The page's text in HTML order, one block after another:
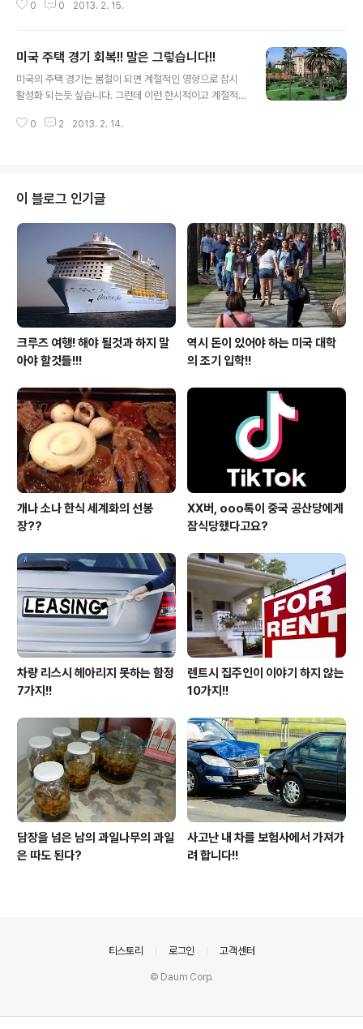
어지는 꼭 임진 왜란 당시 조정에서 벌어지는 당파 싸움의
한발만 떨어지면? 군산에 한발만 떨어지면? 핵은 쓰던 못
쓰던간에 핵무기가 가지고 있는 가공할만한 상징성은 대단
한 겁니다!! 아무리 좋은 전투기, 잠수함을 보유한다 해도
현대화를 일거에 무너트리는 그런 결과를 초대합니다!! 제
0 0 2013. 2. 15.
미국 주택 경기 회복!! 말은 그렇습니다!!
미국의 주택 경기는 봄철이 되면 계절적인 영향으로 잠시
활성화 되는듯 싶습니다. 그런데 이런 한시적이고 계절적
이구동성으로 이야기 합니다. 특히 현업에 종사를 하시는
내용을 정확하게 파악을 하고 계신지 궁금하기도 합니다....
더우기 미주 한인의 눈과 귀가 되어야할 언론조차도 앉아
서 syndicated news를 가지고와 올리는 그런 구태의연
한 모습을 보이기에 필자는 과연 부동산 업에 종사 하시는
한인 업자분들이나 언론이 이야기 하는 것처럼 진정 부동
산 경기 회복이 되는지? 아니면 ..
0 2 2013. 2. 14.
이 블로그 인기글
크루즈 여행! 해야 될것과 하지 말
아야 할것들!!!
역시 돈이 있어야 하는 미국 대학
의 조기 입학!!
개나 소나 한식 세계화의 선봉
장??
XX버, ooo톡이 중국 공산당에게
잠식당했다고요?
차량 리스시 헤아리지 못하는 함정
7가지!!
렌트시 집주인이 이야기 하지 않는
10가지!!
담장을 넘은 남의 과일나무의 과일
은 따도 된다?
사고난 내 차를 보험사에서 가져가
려 합니다!!
티스토리 로그인 고객센터
© Daum Corp.